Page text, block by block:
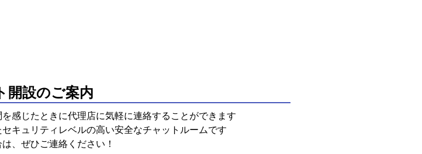
開設のご案内
感じたときに代理店に気軽に連絡することができます
キュリティレベルの高い安全なチャットルームです
、ぜひご連絡ください！